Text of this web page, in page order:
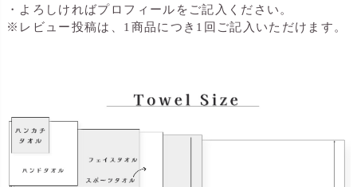
・よろしければプロフィールをご記入ください。
※レビュー投稿は、1商品につき1回ご記入いただけます。